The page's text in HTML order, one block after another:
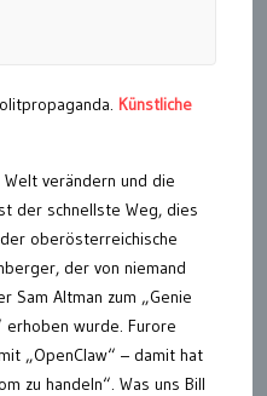
Künstliche
Welt verändern und die
der schnellste Weg, dies
oberösterreichische
der von niemand
Sam Altman zum „Genie
erhoben wurde. Furore
„OpenClaw“ – damit hat
zu handeln“. Was uns Bill